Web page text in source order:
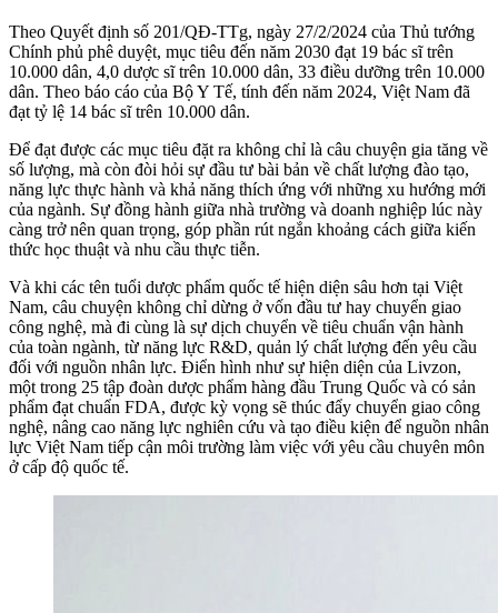
Theo Quyết định số 201/QĐ-TTg, ngày 27/2/2024 của Thủ tướng
Chính phủ phê duyệt, mục tiêu đến năm 2030 đạt 19 bác sĩ trên
10.000 dân, 4,0 dược sĩ trên 10.000 dân, 33 điều dưỡng trên 10.000
dân. Theo báo cáo của Bộ Y Tế, tính đến năm 2024, Việt Nam đã
đạt tỷ lệ 14 bác sĩ trên 10.000 dân.
Để đạt được các mục tiêu đặt ra không chỉ là câu chuyện gia tăng về
số lượng, mà còn đòi hỏi sự đầu tư bài bản về chất lượng đào tạo,
năng lực thực hành và khả năng thích ứng với những xu hướng mới
của ngành. Sự đồng hành giữa nhà trường và doanh nghiệp lúc này
càng trở nên quan trọng, góp phần rút ngắn khoảng cách giữa kiến
thức học thuật và nhu cầu thực tiễn.
Và khi các tên tuổi dược phẩm quốc tế hiện diện sâu hơn tại Việt
Nam, câu chuyện không chỉ dừng ở vốn đầu tư hay chuyển giao
công nghệ, mà đi cùng là sự dịch chuyển về tiêu chuẩn vận hành
của toàn ngành, từ năng lực R&D, quản lý chất lượng đến yêu cầu
đối với nguồn nhân lực. Điển hình như sự hiện diện của Livzon,
một trong 25 tập đoàn dược phẩm hàng đầu Trung Quốc và có sản
phẩm đạt chuẩn FDA, được kỳ vọng sẽ thúc đẩy chuyển giao công
nghệ, nâng cao năng lực nghiên cứu và tạo điều kiện để nguồn nhân
lực Việt Nam tiếp cận môi trường làm việc với yêu cầu chuyên môn
ở cấp độ quốc tế.